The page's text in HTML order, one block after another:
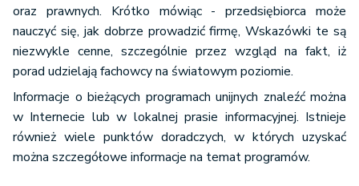
oraz prawnych. Krótko mówiąc - przedsiębiorca może
nauczyć się, jak dobrze prowadzić firmę, Wskazówki te są
niezwykle cenne, szczególnie przez wzgląd na fakt, iż
porad udzielają fachowcy na światowym poziomie.
Informacje o bieżących programach unijnych znaleźć można
w Internecie lub w lokalnej prasie informacyjnej. Istnieje
również wiele punktów doradczych, w których uzyskać
można szczegółowe informacje na temat programów.